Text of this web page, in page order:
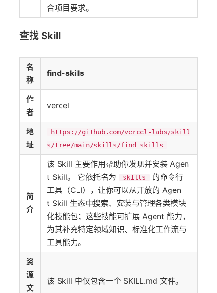
合项目要求。
查找 Skill
名
称
find-skills
作
者
vercel
地
址
https://github.com/vercel-labs/skill
s/tree/main/skills/find-skills
简
介
该 Skill 主要作用帮助你发现并安装 Agen
t Skill。 它依托名为
skills
的命令行
工具（CLI），让你可以从开放的 Agen
t Skill 生态中搜索、安装与管理各类模块
化技能包；这些技能可扩展 Agent 能力，
为其补充特定领域知识、标准化工作流与
工具能力。
资
源
文
该 Skill 中仅包含一个 SKILL.md 文件。